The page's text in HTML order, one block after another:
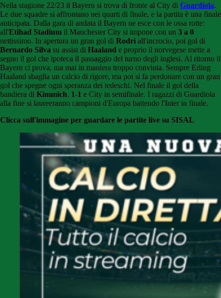
Nella stagione 22/23 il Bayern si trova di fronte al City di Guardiola.
Le due squadre si affrontano nei quarti di finale, e la partita è una finale
anticipata. Dalla gara di andata il Bayern ne esce con le ossa rotte:
all'Etihad Stadium il Manchester City si impone con un 3 a 0
nettissimo. In apertura un gran gol di Rodri all'incrocio, poi gol di
Bernardo Silva su assist di Haaland e proprio il norvegese mette a
segno il gol che ipoteca il passaggio del turno degli inglesi. Al ritorno il
Bayern ci prova, ma mai in maniera troppo convinta. Sempre Erling
Haaland sbaglia un calcio di rigore, ma poi si fa perdonare con un gran
gol che spegne ogni speranza dei tedeschi. Nel finale il gol della
bandiera di Kimmich. 1-1 e City in semifinale. I ragazzi di Guardiola
alla fine si laureeranno campioni d'Europa battendo l'Inter in finale.
Clicca sull'immagine per guardare le partite live su SISAL